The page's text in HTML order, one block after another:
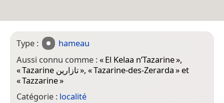
Type :
hameau
Aussi connu comme :«El Kelaa n’Tazarine»,
«
Tazarine تازارين», «Tazarine-des-Zerarda» et
«Tazzarine»
Catégorie : localité